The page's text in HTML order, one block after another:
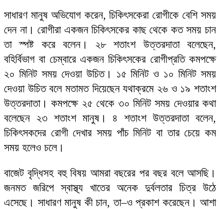
সাধারণ মানুষ অভিযোগ করেন, চিকিৎসকেরা রোগীকে বেশি সময়
দেন না। রোগীরা একজন চিকিৎসকের কাছ থেকে কত সময় চান
তা স্পষ্ট করে বলেন। ২৮ শতাংশ উত্তরদাতা বলেছেন,
বহির্বিভাগ বা চেম্বারে একজন চিকিৎসকের রোগীপ্রতি কমপক্ষে
২০ মিনিট সময় দেওয়া উচিত। ১৫ মিনিট ও ১০ মিনিট সময়
দেওয়া উচিত বলে মতামত দিয়েছেন যথাক্রমে ২৬ ও ১৯ শতাংশ
উত্তরদাতা। কমপক্ষে ২৫ থেকে ৩০ মিনিট সময় দেওয়ার কথা
বলেছেন ২৩ শতাংশ মানুষ। ৪ শতাংশ উত্তরদাতা বলেন,
চিকিৎসকদের রোগী দেখার সময় পাঁচ মিনিট বা তার চেয়ে কম
সময় হলেও চলে।
বাজেট বৃদ্ধিসহ বহু বিষয় আমরা বছরের পর বছর বলে আসছি।
জনমত জরিপে স্বাস্থ্য খাতের অনেক দুর্বলতার চিত্র উঠে
এসেছে। সাধারণ মানুষ কী চান, তা–ও প্রকাশ করেছেন। আশা